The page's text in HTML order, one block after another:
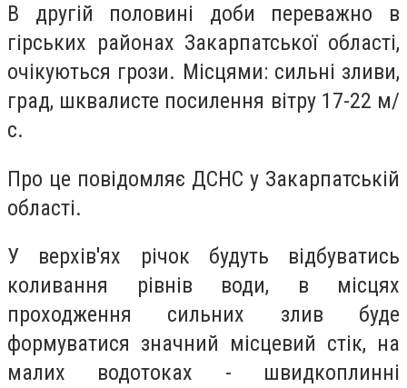
В другій половині доби переважно в
гірських районах Закарпатської області,
очікуються грози. Місцями: сильні зливи,
град, шквалисте посилення вітру 17-22 м/
с.
Про це повідомляє ДСНС у Закарпатській
області.
У верхів'ях річок будуть відбуватись
коливання рівнів води, в місцях
проходження сильних злив буде
формуватися значний місцевий стік, на
малих водотоках - швидкоплинні